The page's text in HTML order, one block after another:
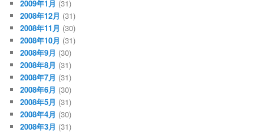
2009年1月 (31)
2008年12月 (31)
2008年11月 (30)
2008年10月 (31)
2008年9月 (30)
2008年8月 (31)
2008年7月 (31)
2008年6月 (30)
2008年5月 (31)
2008年4月 (30)
2008年3月 (31)